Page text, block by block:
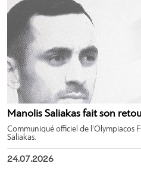
Manolis Saliakas fait son
Communiqué officiel de l’Olympiacos
Saliakas.
24.07.2026